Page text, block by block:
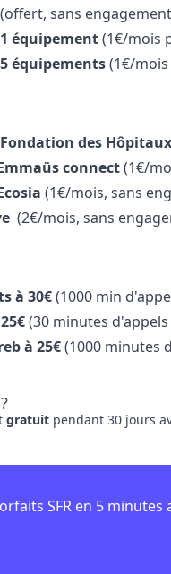
(offert, sans
équipement(1€/mois
équipements(1€/mois
des Hôpitaux
connect(1€/
(1€/mois, sans
(2€/mois, sans
à 30€(1000 min
(30 minutes d'appels
à 25€(1000 minutes
gratuitpendant 30 jours
SFR en 5 minutes